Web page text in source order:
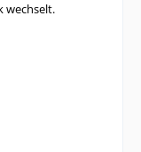
wechselt.